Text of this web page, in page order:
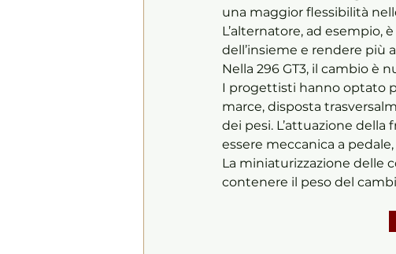
una maggior flessibilità
L’alternatore, ad esempio,
dell’insieme e rendere più
Nella 296 GT3, il cambio è
I progettisti hanno optato
marce, disposta
dei pesi. L’attuazione
essere meccanica a
La miniaturizzazione delle
contenere il peso del